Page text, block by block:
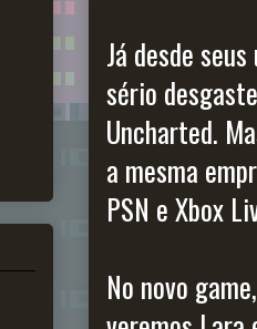
Já desde
sério
Uncharted.
a mesma
PSN e Xbox
No novo